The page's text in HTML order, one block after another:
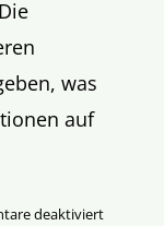
was
auf
deaktiviertfür